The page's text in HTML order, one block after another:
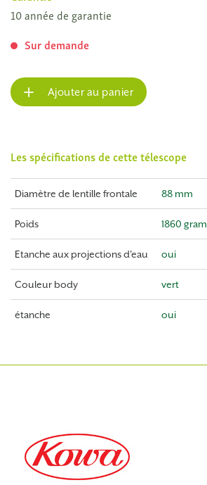
10 année de garantie
Sur demande
Ajouter au panier
Les spécifications de cette télescope
Diamètre de lentille frontale 88 mm
Poids 1860 gram
Etanche aux projections d'eau oui
Couleur body vert
étanche oui